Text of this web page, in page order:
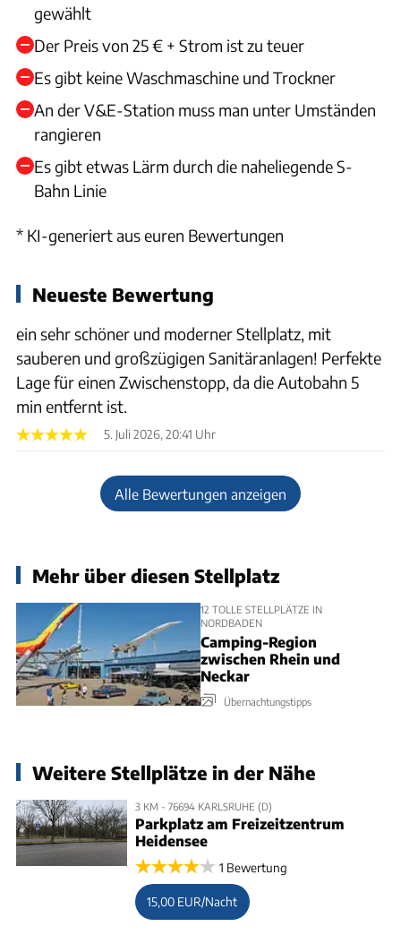
gewählt
Der Preis von 25 € + Strom ist zu teuer
Es gibt keine Waschmaschine und Trockner
An der V&E-Station muss man unter Umständen
rangieren
Es gibt etwas Lärm durch die naheliegende S-
Bahn Linie
* KI-generiert aus euren Bewertungen
Neueste Bewertung
ein sehr schöner und moderner Stellplatz, mit
sauberen und großzügigen Sanitäranlagen! Perfekte
Lage für einen Zwischenstopp, da die Autobahn 5
min entfernt ist.
5. Juli 2026, 20:41 Uhr
Alle Bewertungen anzeigen
Mehr über diesen Stellplatz
12 TOLLE STELLPLÄTZE IN
NORDBADEN
Camping-Region
zwischen Rhein und
Neckar
Übernachtungstipps
Weitere Stellplätze in der Nähe
3 KM - 76694 KARLSRUHE (D)
Parkplatz am Freizeitzentrum
Heidensee
1 Bewertung
15,00 EUR/Nacht